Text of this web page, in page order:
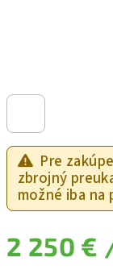
Pre
zbrojný
možné iba na
2 250 €